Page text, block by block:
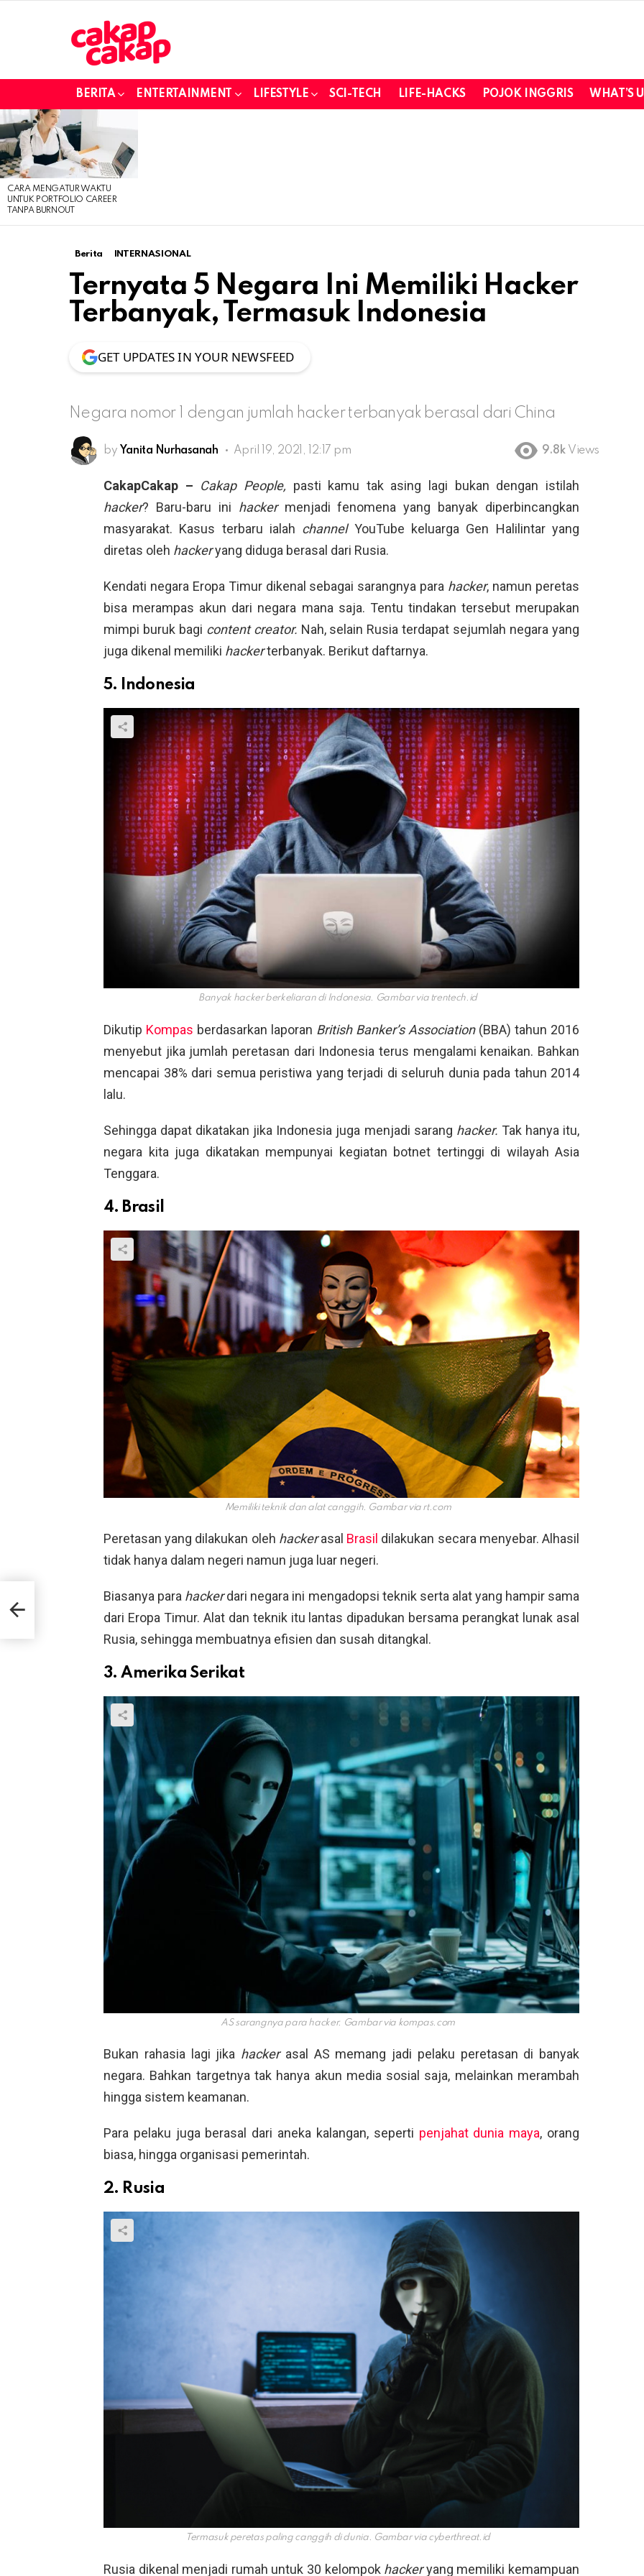
BERITA ENTERTAINMENT LIFESTYLE SCI-TECH LIFE-HACKS POJOK INGGRIS WHAT’S
LATEST
STORIES
CARA MENGATUR WAKTU
UNTUK PORTFOLIO CAREER
TANPA BURNOUT
Berita INTERNASIONAL
Ternyata 5 Negara Ini Memiliki Hacker
Terbanyak, Termasuk Indonesia
GET UPDATES IN YOUR NEWSFEED
Negara nomor 1 dengan jumlah hacker terbanyak berasal dari China
by Yanita Nurhasanah April 19, 2021, 12:17 pm 9.8k Views
CakapCakap – Cakap People, pasti kamu tak asing lagi bukan dengan istilah
hacker? Baru-baru ini hacker menjadi fenomena yang banyak diperbincangkan
masyarakat. Kasus terbaru ialah channel YouTube keluarga Gen Halilintar yang
diretas oleh hackeryang diduga berasal dari Rusia.
Kendati negara Eropa Timur dikenal sebagai sarangnya para hacker, namun peretas
bisa merampas akun dari negara mana saja. Tentu tindakan tersebut merupakan
mimpi buruk bagi content creator. Nah, selain Rusia terdapat sejumlah negara yang
juga dikenal memiliki hackerterbanyak. Berikut daftarnya.
5. Indonesia
Banyak hacker berkeliaran di Indonesia. Gambar viatrentech.id
Dikutip Kompas berdasarkan laporan British Banker’s Association (BBA) tahun 2016
menyebut jika jumlah peretasan dari Indonesia terus mengalami kenaikan. Bahkan
mencapai 38% dari semua peristiwa yang terjadi di seluruh dunia pada tahun 2014
lalu.
Sehingga dapat dikatakan jika Indonesia juga menjadi sarang hacker. Tak hanya itu,
negara kita juga dikatakan mempunyai kegiatan botnet tertinggi di wilayah Asia
Tenggara.
4. Brasil
Memiliki teknik dan alat canggih. Gambar via rt.com
Peretasan yang dilakukan oleh hackerasal Brasil dilakukan secara menyebar. Alhasil
tidak hanya dalam negeri namun juga luar negeri.
Biasanya para hackerdari negara ini mengadopsi teknik serta alat yang hampir sama
dari Eropa Timur. Alat dan teknik itu lantas dipadukan bersama perangkat lunak asal
Rusia, sehingga membuatnya efisien dan susah ditangkal.
3. Amerika Serikat
AS sarangnya para hacker. Gambar via kompas.com
Bukan rahasia lagi jika hacker asal AS memang jadi pelaku peretasan di banyak
negara. Bahkan targetnya tak hanya akun media sosial saja, melainkan merambah
hingga sistem keamanan.
Para pelaku juga berasal dari aneka kalangan, seperti penjahat dunia maya, orang
biasa, hingga organisasi pemerintah.
2. Rusia
Termasuk peretas paling canggih di dunia. Gambar via cyberthreat.id
Rusia dikenal menjadi rumah untuk 30 kelompok hackeryang memiliki kemampuan